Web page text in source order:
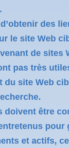
des
le site Web
de sites
pas très
du site Web
doivent être
pour
et actifs,